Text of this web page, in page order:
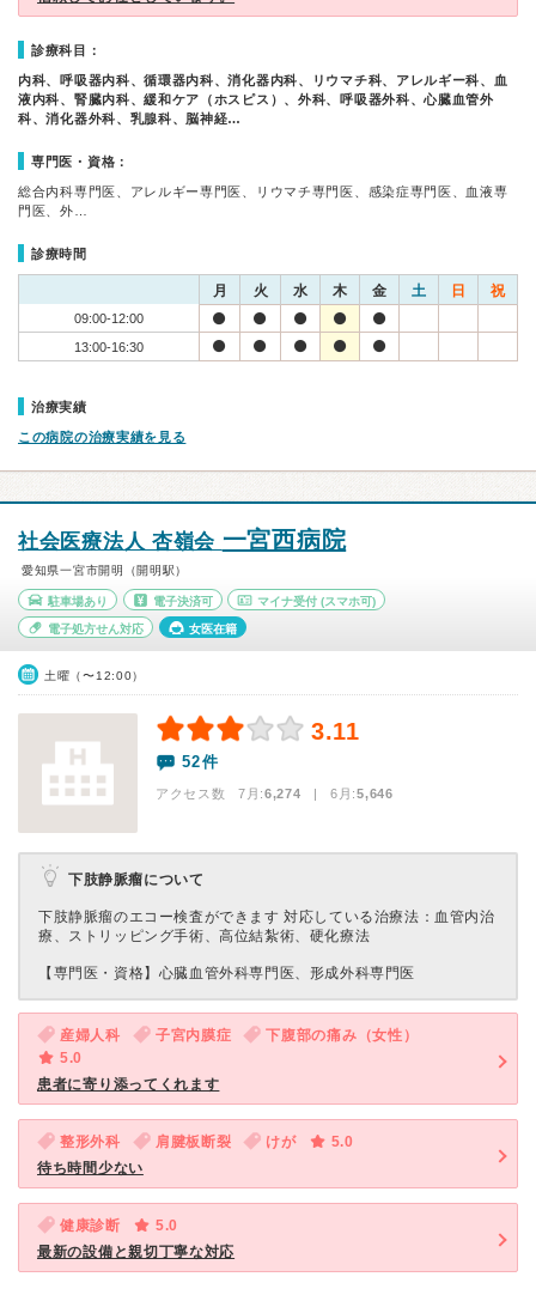
診療科目：
内科、呼吸器内科、循環器内科、消化器内科、リウマチ科、アレルギー科、血
液内科、腎臓内科、緩和ケア（ホスピス）、外科、呼吸器外科、心臓血管外
科、消化器外科、乳腺科、脳神経…
専門医・資格：
総合内科専門医、アレルギー専門医、リウマチ専門医、感染症専門医、血液専
門医、外…
診療時間
月 火 水 木 金 土 日 祝
09:00-12:00
13:00-16:30
治療実績
この病院の治療実績を見る
社会医療法人 杏嶺会 一宮西病院
愛知県一宮市開明（開明駅）
駐車場あり 電子決済可 マイナ受付 (スマホ可)
電子処方せん対応 女医在籍
土曜（〜12:00）
3.11
52件
アクセス数 7月:6,274 | 6月:5,646
下肢静脈瘤について
下肢静脈瘤のエコー検査ができます 対応している治療法：血管内治
療、ストリッピング手術、高位結紮術、硬化療法
【専門医・資格】 心臓血管外科専門医、形成外科専門医
産婦人科 子宮内膜症
下腹部の痛み（女性）
5.0
患者に寄り添ってくれます
整形外科 肩腱板断裂 けが
5.0
待ち時間少ない
健康診断
5.0
最新の設備と親切丁寧な対応